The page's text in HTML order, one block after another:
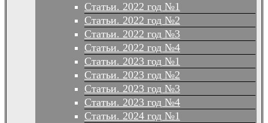
Статьи. 2022 год №1
Статьи. 2022 год №2
Статьи. 2022 год №3
Статьи. 2022 год №4
Статьи. 2023 год №1
Статьи. 2023 год №2
Статьи. 2023 год №3
Статьи. 2023 год №4
Статьи. 2024 год №1